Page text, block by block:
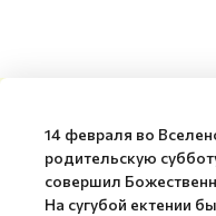
14 февраля во
родительскую
совершил
На сугубой ектении